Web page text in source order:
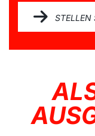
STELLEN